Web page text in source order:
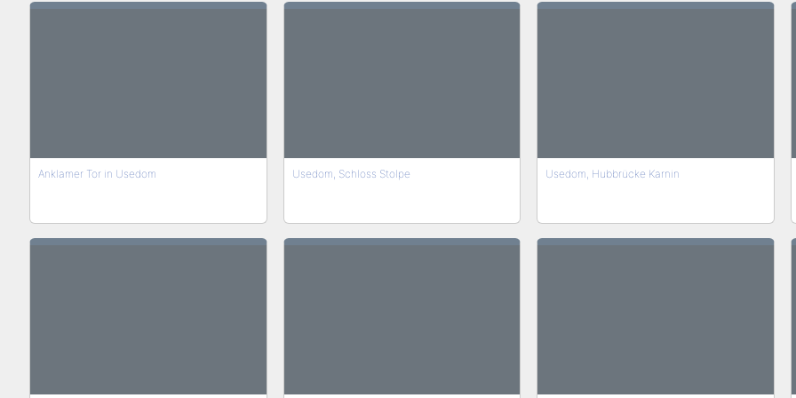
Anklamer Tor in Usedom Usedom, Schloss Stolpe Usedom, Hubbrücke Karnin